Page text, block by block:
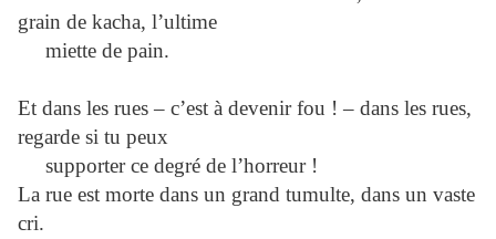
grain de kacha, l’ultime
miette de pain.
Et dans les rues – c’est à devenir fou ! – dans les rues,
regarde si tu peux
supporter ce degré de l’horreur !
La rue est morte dans un grand tumulte, dans un vaste
cri.